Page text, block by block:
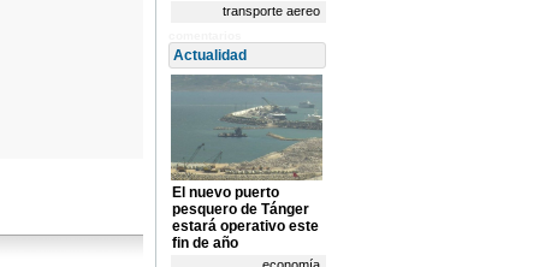
transporte aereo
Actualidad
El nuevo puerto
pesquero de Tánger
estará operativo este
fin de año